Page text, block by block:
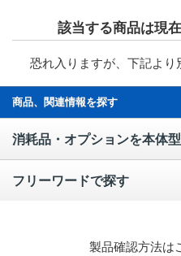
該当する商品は現
恐れ入りますが、下記より
商品、関連情報を探す
消耗品・オプションを本体
フリーワードで探す
製品確認方法は